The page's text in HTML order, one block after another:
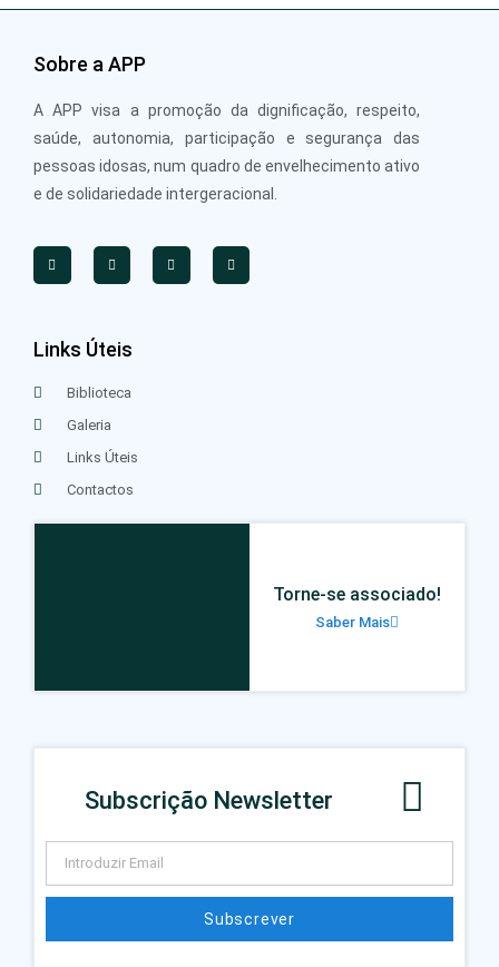
Sobre a APP
A APP visa a promoção da dignificação, respeito,
saúde, autonomia, participação e segurança das
pessoas idosas, num quadro de envelhecimento ativo
e de solidariedade intergeracional.
Links Úteis
Biblioteca
Galeria
Links Úteis
Contactos
Torne-se associado!
Saber Mais
Subscrição Newsletter
Subscrever